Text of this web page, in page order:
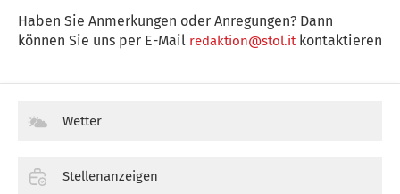
Haben Sie Anmerkungen oder Anregungen? Dann
können Sie uns per E-Mail redaktion@stol.itkontaktieren
Wetter
Stellenanzeigen